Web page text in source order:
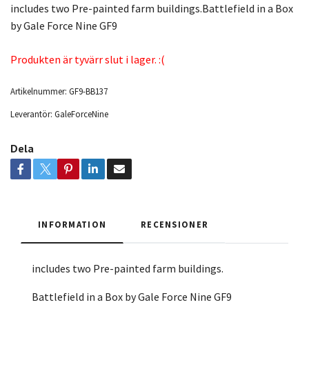
includes two Pre-painted farm buildings.Battlefield in a Box
by Gale Force Nine GF9
Produkten är tyvärr slut i lager. :(
Artikelnummer: GF9-BB137
Leverantör: GaleForceNine
Dela
INFORMATION RECENSIONER
includes two Pre-painted farm buildings.
Battlefield in a Box by Gale Force Nine GF9